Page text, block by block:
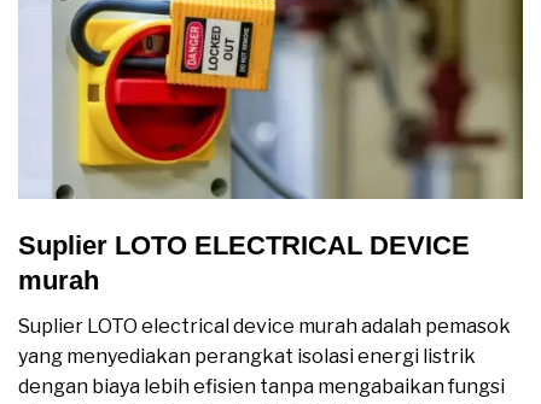
Suplier LOTO ELECTRICAL DEVICE
murah
Suplier LOTO electrical device murah adalah pemasok
yang menyediakan perangkat isolasi energi listrik
dengan biaya lebih efisien tanpa mengabaikan fungsi